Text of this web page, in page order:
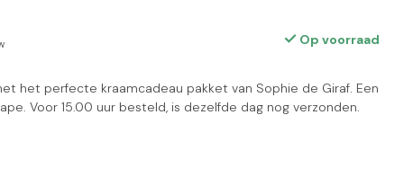
Op voorraad
het perfecte kraamcadeau pakket van Sophie de Giraf. Een
Voor 15.00 uur besteld, is dezelfde dag nog verzonden.